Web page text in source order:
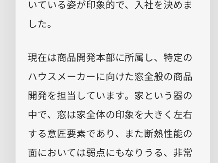
いている姿が印象的で、入社を決めま
した。
現在は商品開発本部に所属し、特定の
ハウスメーカーに向けた窓全般の商品
開発を担当しています。家という器の
中で、窓は家全体の印象を大きく左右
する意匠要素であり、また断熱性能の
面においては弱点にもなりうる、非常